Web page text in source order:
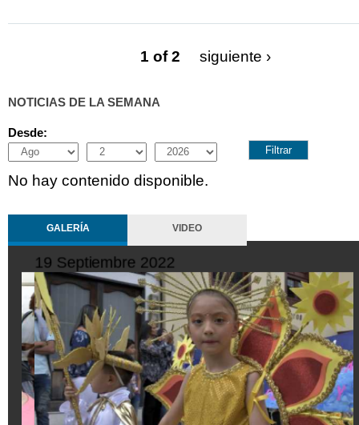
1 of 2 siguiente ›
NOTICIAS DE LA SEMANA
Desde:
Month
Day Year
No hay contenido disponible.
GALERÍA VIDEO
19 Septiembre 2022